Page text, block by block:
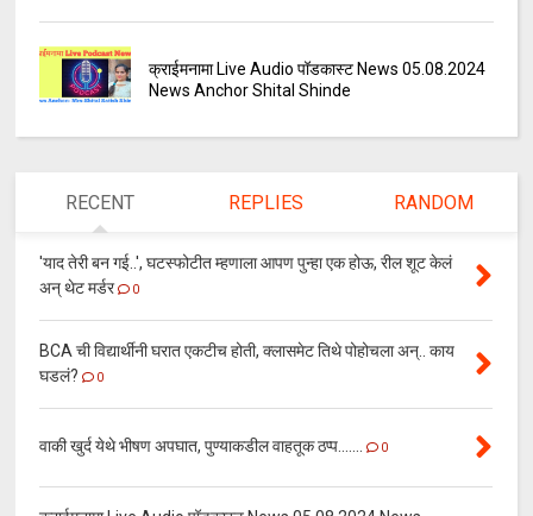
क्राईमनामा Live Audio पॉडकास्ट News 05.08.2024
News Anchor Shital Shinde
RECENT REPLIES RANDOM
'याद तेरी बन गई..', घटस्फोटीत म्हणाला आपण पुन्हा एक होऊ, रील शूट केलं
अन् थेट मर्डर
0
BCA ची विद्यार्थीनी घरात एकटीच होती, क्लासमेट तिथे पोहोचला अन्.. काय
घडलं?
0
वाकी खुर्द येथे भीषण अपघात, पुण्याकडील वाहतूक ठप्प....... 0